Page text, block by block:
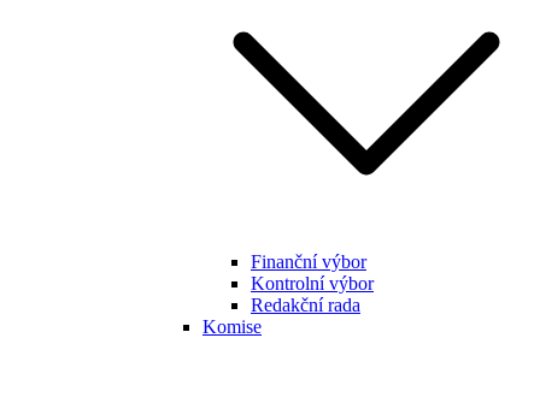
Finanční výbor
Kontrolní výbor
Redakční rada
Komise